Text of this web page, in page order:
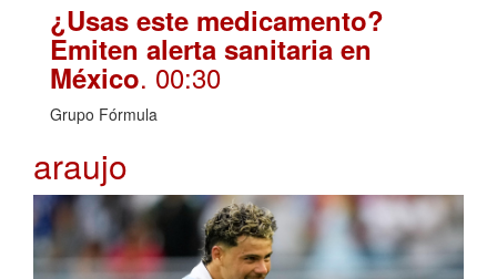
¿Usas este medicamento?
Emiten alerta sanitaria en
México. 00:30
Grupo Fórmula
araujo